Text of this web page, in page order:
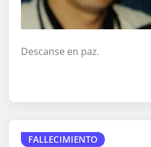
Descanse en paz.
FALLECIMIENTO